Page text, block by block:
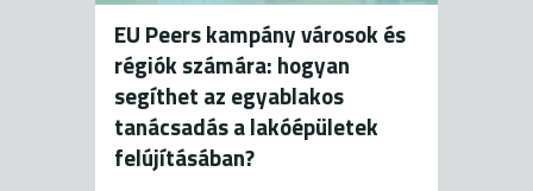
EU Peers kampány városok és
régiók számára: hogyan
segíthet az egyablakos
tanácsadás a lakóépületek
felújításában?